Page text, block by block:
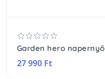
Garden hero napernyő
27 990 Ft